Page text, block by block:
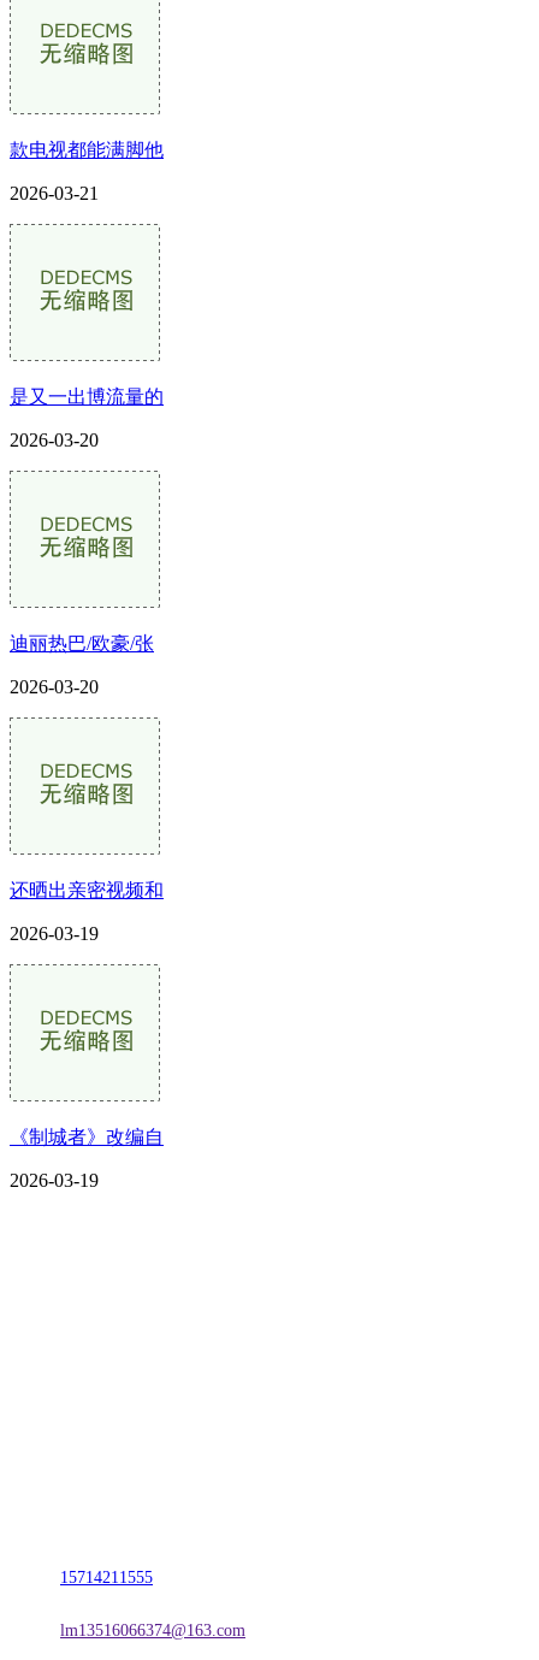
款电视都能满脚他
2026-03-21
是又一出博流量的
2026-03-20
迪丽热巴/欧豪/张
2026-03-20
还晒出亲密视频和
2026-03-19
《制城者》改编自
2026-03-19
15714211555
lm13516066374@163.com